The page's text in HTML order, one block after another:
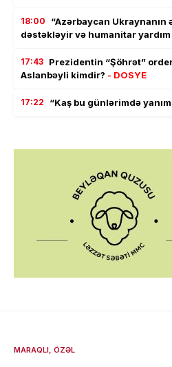
18:00
“Azərbaycan
dəstəkləyir və humanitar
17:43 Prezidentin “Şöhrət”
Aslanbəyli kimdir? - DOSYE
17:22 “Kaş bu günlərimdə
MARAQLI ÖZƏL